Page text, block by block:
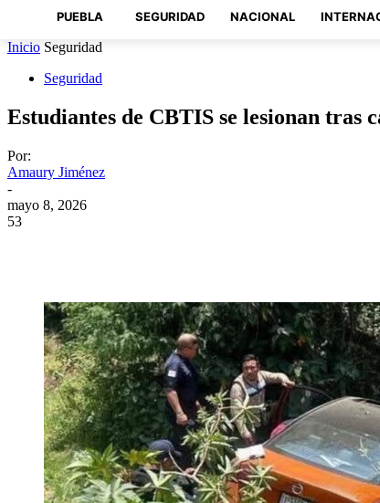
PUEBLA SEGURIDAD NACIONAL
Inicio Seguridad
Seguridad
Estudiantes de CBTIS se lesionan tras
Por:
Amaury Jiménez
-
mayo 8, 2026
53